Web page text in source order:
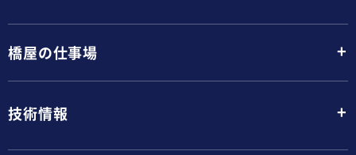
橋屋の仕事場 +
技術情報 +